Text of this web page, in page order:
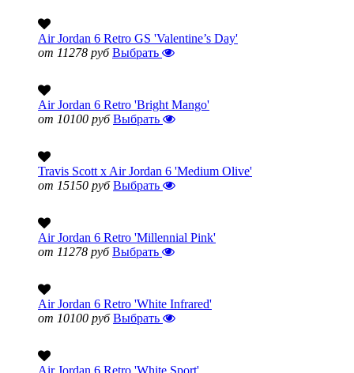
Air Jordan 6 Retro GS 'Valentine’s Day'
от 11278 руб Выбрать
Air Jordan 6 Retro 'Bright Mango'
от 10100 руб Выбрать
Travis Scott x Air Jordan 6 'Medium Olive'
от 15150 руб Выбрать
Air Jordan 6 Retro 'Millennial Pink'
от 11278 руб Выбрать
Air Jordan 6 Retro 'White Infrared'
от 10100 руб Выбрать
Air Jordan 6 Retro 'White Sport'